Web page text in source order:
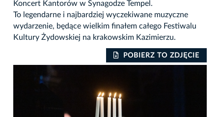
Koncert Kantorów w Synagodze Tempel.
To legendarne i najbardziej wyczekiwane muzyczne
wydarzenie, będące wielkim finałem całego Festiwalu
Kultury Żydowskiej na krakowskim Kazimierzu.
POBIERZ TO ZDJĘCIE